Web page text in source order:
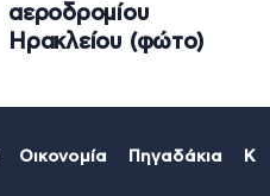
αεροδρομίου
Ηρακλείου (φώτο)
Οικονομία Πηγαδάκια